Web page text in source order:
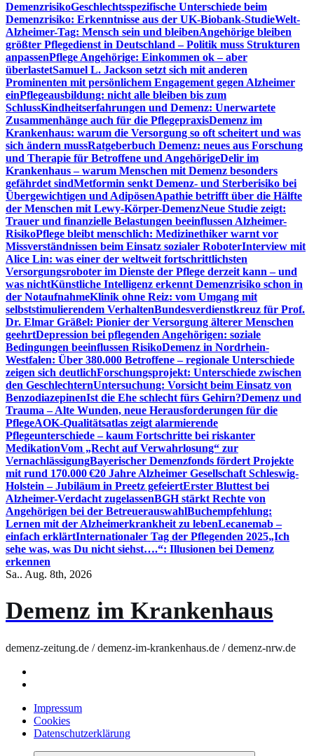
DemenzrisikoGeschlechtsspezifische Unterschiede beim
Demenzrisiko: Erkenntnisse aus der UK-Biobank-StudieWelt-
Alzheimer-Tag: Mensch sein und bleibenAngehörige bleiben
größter Pflegedienst in Deutschland – Politik muss Strukturen
anpassenPflege Angehörige: Einkommen ok – aber
überlastetSamuel L. Jackson setzt sich mit anderen
Prominenten mit persönlichem Engagement gegen Alzheimer
einPflegeausbildung: nicht alle bleiben bis zum
SchlussKindheitserfahrungen und Demenz: Unerwartete
Zusammenhänge auch für die PflegepraxisDemenz im
Krankenhaus: warum die Versorgung so oft scheitert und was
sich ändern mussRatgeberbuch Demenz: neues aus Forschung
und Therapie für Betroffene und AngehörigeDelir im
Krankenhaus – warum Menschen mit Demenz besonders
gefährdet sindMetformin senkt Demenz- und Sterberisiko bei
Übergewichtigen und AdipösenApathie betrifft über die Hälfte
der Menschen mit Lewy-Körper-DemenzNeue Studie zeigt:
Trauer und finanzielle Belastungen beeinflussen Alzheimer-
RisikoPflege bleibt menschlich: Medizinethiker warnt vor
Missverständnissen beim Einsatz sozialer RoboterInterview mit
Alice Lin: was einer der weltweit fortschrittlichsten
Versorgungsroboter im Dienste der Pflege derzeit kann – und
was nichtKünstliche Intelligenz erkennt Demenzrisiko schon in
der NotaufnahmeKlinik ohne Reiz: vom Umgang mit
selbststimulierendem VerhaltenBundesverdienstkreuz für Prof.
Dr. Elmar Gräßel: Pionier der Versorgung älterer Menschen
geehrtDepression bei pflegenden Angehörigen: soziale
Bedingungen beeinflussen RisikoDemenz in Nordrhein-
Westfalen: Über 380.000 Betroffene – regionale Unterschiede
zeigen sich deutlichForschungsprojekt: Unterschiede zwischen
den GeschlechternUntersuchung: Vorsicht beim Einsatz von
BenzodiazepinenIst die Ehe schlecht fürs Gehirn?Demenz und
Trauma – Alte Wunden, neue Herausforderungen für die
PflegeAOK-Qualitätsatlas zeigt alarmierende
Pflegeunterschiede – kaum Fortschritte bei riskanter
MedikationVom „Recht auf Verwahrlosung“ zur
VernachlässigungBayerischer Demenzfonds fördert Projekte
mit rund 170.000 €20 Jahre Alzheimer Gesellschaft Schleswig-
Holstein – Jubiläum in Preetz gefeiertErster Bluttest bei
Alzheimer-Verdacht zugelassenBGH stärkt Rechte von
Angehörigen bei der BetreuerauswahlBuchempfehlung:
Lernen mit der Alzheimerkrankheit zu lebenLecanemab –
einfach erklärtInternationaler Tag der Pflegenden 2025„Ich
sehe was, was Du nicht siehst….“: Illusionen bei Demenz
erkennen
Sa.. Aug. 8th, 2026
Demenz im Krankenhaus
demenz-zeitung.de / demenz-im-krankenhaus.de / demenz-nrw.de
Impressum
Cookies
Datenschutzerklärung